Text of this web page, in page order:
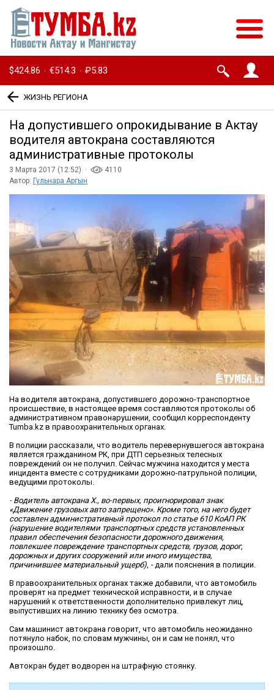
$424.86 · €514.3 · ₽5.83
ЖИЗНЬ РЕГИОНА
На допустившего опрокидывание в Актау
водителя автокрана составляются
административные протоколы
3 Марта 2017 (12:52) ·
4110
Автор: Гульнара Аргын
На водителя автокрана, допустившего дорожно-транспортное
происшествие, в настоящее время составляются протоколы об
административном правонарушении, сообщил корреспонденту
Tumba.kz в правоохранительных органах.
В полиции рассказали, что водитель перевернувшегося автокрана
является гражданином РК, при ДТП серьезных телесных
повреждений он не получил. Сейчас мужчина находится у места
инцидента вместе с сотрудниками дорожно-патрульной полиции,
ведущими протоколы.
- Водитель автокрана Х., во-первых, проигнорировал знак
«Движение грузовых авто запрещено». Кроме того, на него будет
составлен административный протокол по статье 610 КоАП РК
(нарушение водителями транспортных средств установленных
правил обеспечения безопасности дорожного движения,
повлекшее повреждение транспортных средств, грузов, дорог,
дорожных и других сооружений или иного имущества,
причинившее материальный ущерб), -дали пояснения в полиции.
В правоохранительных органах также добавили, что автомобиль
проверят на предмет технической исправности, и в случае
нарушений к ответственности дополнительно привлекут лиц,
выпустивших на линию технику без осмотра.
Сам машинист автокрана говорит, что автомобиль неожиданно
потянуло набок, по словам мужчины, он и сам не понял, что
произошло.
Автокран будет водворен на штрафную стоянку.